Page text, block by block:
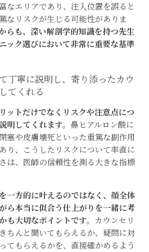
なエリアであり、注入位置を誤ると
なリスクが生じる可能性がありま
らも、深い解剖学的知識を持つ先生
ック選びにおいて非常に重要な基準
丁寧に説明し、寄り添ったカウ
てくれる
ットだけでなくリスクや注意点につ
明してくれます。 鼻ヒアルロン酸に
塞や皮膚壊死といった重篤な副作用
り、こうしたリスクについて率直に
は、医師の信頼性を測る大きな指標
一方的に叶えるのではなく、顔全体
ら本当に似合う仕上がりを一緒に考
も大切なポイントです。 カウンセリ
ちんと聞いてもらえるか、疑問に対
てもらえるかを、直接確かめるよう